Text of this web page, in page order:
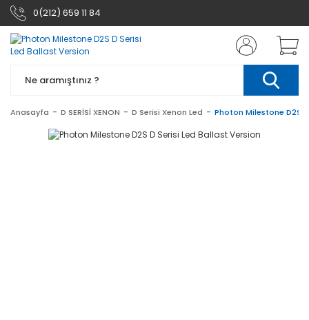
0(212) 659 11 84
Anasayfa D SERİSİ XENON D Serisi Xenon Led Photon Milestone D2S